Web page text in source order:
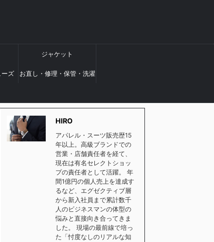
ジャケット
ーズ お直し・修理・保管・洗濯
HIRO
アパレル・スーツ販売歴15
年以上。高級ブランドでの
営業・店舗責任者を経て、
現在は有名セレクトショッ
プの責任者として活躍。 年
間1億円の個人売上を達成す
るなど、エグゼクティブ層
から新入社員まで累計数千
人のビジネスマンの体型の
悩みと直接向き合ってきま
した。 現場の最前線で培っ
た「忖度なしのリアルな知